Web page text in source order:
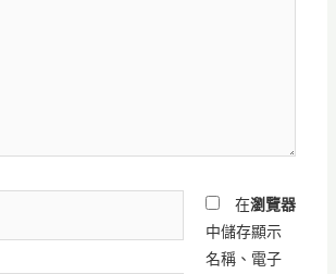
在瀏覽器
中儲存顯示
名稱、電子